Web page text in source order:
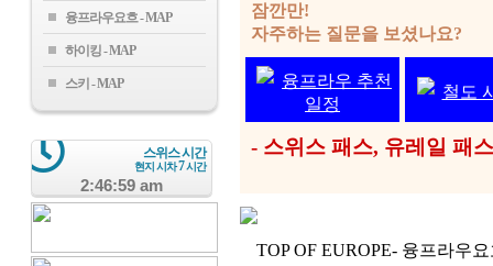
융프라우요흐
하이킹
스키
스위스 시간
현지 시차7시간
2:47:00 am
잠깐만!
자주하는 질문을 보셨나요?
융프라우 추천
일정
철도
- 스위스 패스, 유레일 패
TOP OF EUROPE- 융프라우